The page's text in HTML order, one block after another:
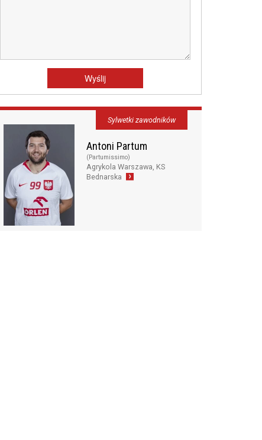
Antoni Partum
(Partumissimo)
Agrykola Warszawa, KS
Bednarska
Sylwetki zawodników